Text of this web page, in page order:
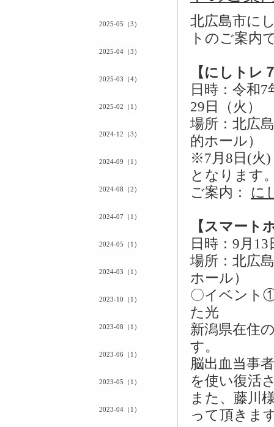
2025-05（3）
2025-04（3）
2025-03（4）
2025-02（1）
2024-12（3）
2024-09（1）
2024-08（2）
2024-07（1）
2024-05（1）
2024-03（1）
2023-10（1）
2023-08（1）
2023-06（1）
2023-05（1）
2023-04（1）
北広島市に
トのご案内
【にしトレ
日時：令和
29日（火）
場所：北広
的ホール）
※7月8日(火)
となります
ご案内：
に
【スマート
日時：9月
場所：北広
ホール）
〇イベント
た光
新潟県在住
す。
脳出血当事
を使い復活
また、藤川
って頂きま